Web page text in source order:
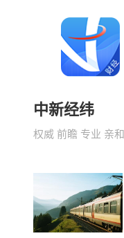
中新经纬
权威 前瞻 专业 亲和